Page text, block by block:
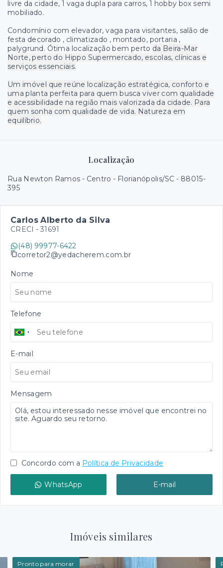
livre da cidade, 1 vaga dupla para carros, 1 hobby box semi
mobiliado.
Condomínio com elevador, vaga para visitantes, salão de
festa decorado , climatizado , montado, portaria ,
palygrund. Ótima localização bem perto da Beira-Mar
Norte, perto do Hippo Supermercado, escolas, clínicas e
serviços essenciais.
Um imóvel que reúne localização estratégica, conforto e
uma planta perfeita para quem busca viver com qualidade
e acessibilidade na região mais valorizada da cidade. Para
quem sonha com qualidade de vida. Natureza em
equilíbrio.
Localização
Rua Newton Ramos - Centro - Florianópolis/SC - 88015-
395
Carlos Alberto da Silva
CRECI - 31691
(48) 99977-6422
corretor2@yedacherem.com.br
Nome
Telefone
E-mail
Mensagem
Concordo com a Política de Privacidade
WhatsApp E-mail
Imóveis similares
Pronto para morar